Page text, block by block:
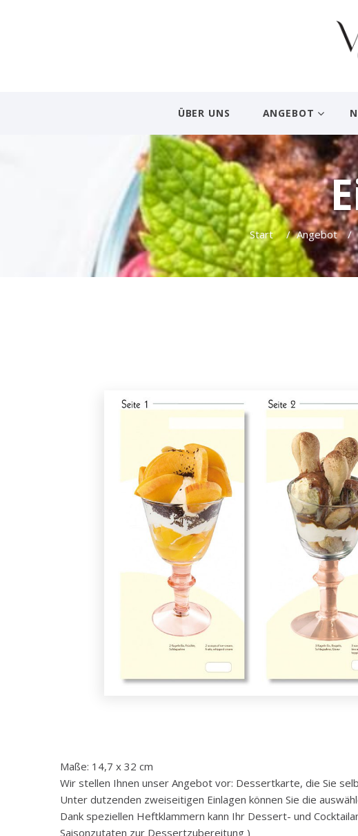
ÜBER UNS ANGEBOT
Start / Angebot /
Maße: 14,7 x 32 cm
Wir stellen Ihnen unser Angebot vor: Dessertkarte, die Sie
Unter dutzenden zweiseitigen Einlagen können Sie die
Dank speziellen Heftklammern kann Ihr Dessert- und
Saisonzutaten zur Dessertzubereitung )